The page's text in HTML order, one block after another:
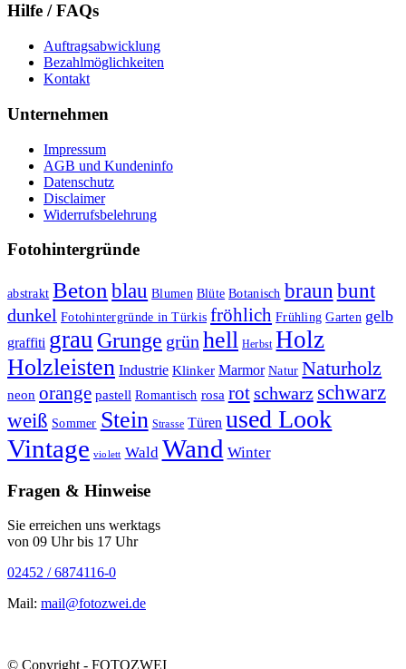
Hilfe / FAQs
Auftragsabwicklung
Bezahlmöglichkeiten
Kontakt
Unternehmen
Impressum
AGB und Kundeninfo
Datenschutz
Disclaimer
Widerrufsbelehrung
Fotohintergründe
abstrakt Beton blau Blumen Blüte Botanisch braun bunt
dunkel Fotohintergründe in Türkis fröhlich Frühling Garten gelb
graffiti grau Grunge grün hell Herbst Holz
Holzleisten Industrie Klinker Marmor Natur Naturholz
neon orange pastell Romantisch rosa rotschwarz schwarz
weiß Sommer Stein Strasse Türen used Look
Vintage violett Wald Wand Winter
Fragen & Hinweise
Sie erreichen uns werktags
von 09 Uhr bis 17 Uhr
02452 / 6874116-0
Mail: mail@fotozwei.de
© Copyright - FOTOZWEI